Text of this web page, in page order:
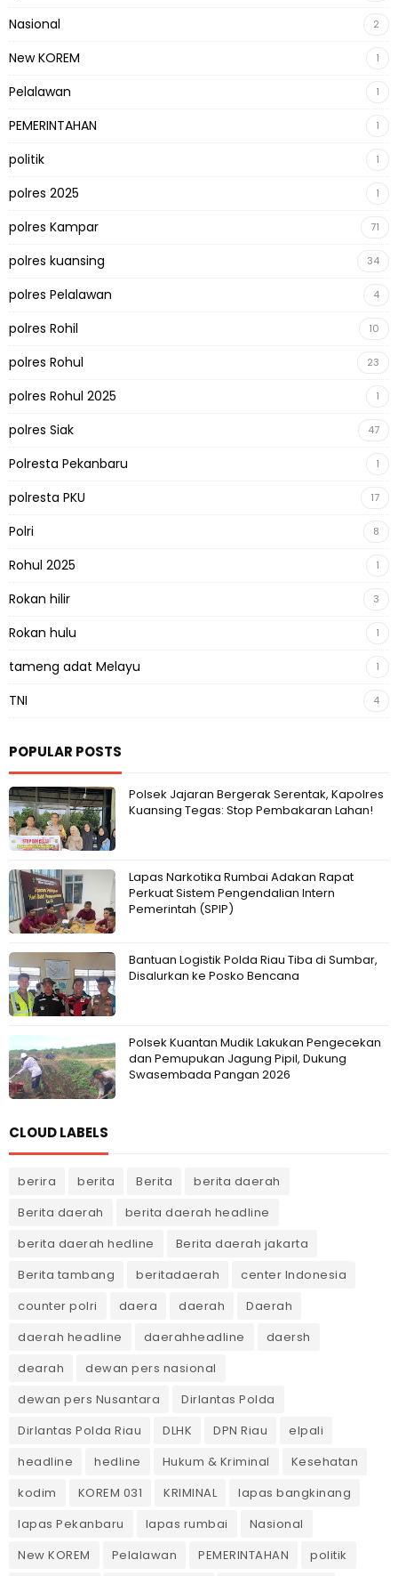
Nasional 2
New KOREM 1
Pelalawan 1
PEMERINTAHAN 1
politik 1
polres 2025 1
polres Kampar 71
polres kuansing 34
polres Pelalawan 4
polres Rohil 10
polres Rohul 23
polres Rohul 2025 1
polres Siak 47
Polresta Pekanbaru 1
polresta PKU 17
Polri 8
Rohul 2025 1
Rokan hilir 3
Rokan hulu 1
tameng adat Melayu 1
TNI 4
POPULAR POSTS
Polsek Jajaran Bergerak Serentak, Kapolres
Kuansing Tegas: Stop Pembakaran Lahan!
Lapas Narkotika Rumbai Adakan Rapat
Perkuat Sistem Pengendalian Intern
Pemerintah (SPIP)
Bantuan Logistik Polda Riau Tiba di Sumbar,
Disalurkan ke Posko Bencana
Polsek Kuantan Mudik Lakukan Pengecekan
dan Pemupukan Jagung Pipil, Dukung
Swasembada Pangan 2026
CLOUD LABELS
berira berita Berita
berita daerah
Berita daerah
berita daerah headline
berita daerah hedline
Berita daerah jakarta
Berita tambang
beritadaerah
center Indonesia
counter polri
daera daerah
Daerah
daerah headline
daerahheadline
daersh
dearah
dewan pers nasional
dewan pers Nusantara
Dirlantas Polda
Dirlantas Polda Riau
DLHK DPN Riau
elpali
headline
hedline Hukum & Kriminal
Kesehatan
kodim
KOREM 031 KRIMINAL
lapas bangkinang
lapas Pekanbaru
lapas rumbai
Nasional
New KOREM
Pelalawan PEMERINTAHAN politik